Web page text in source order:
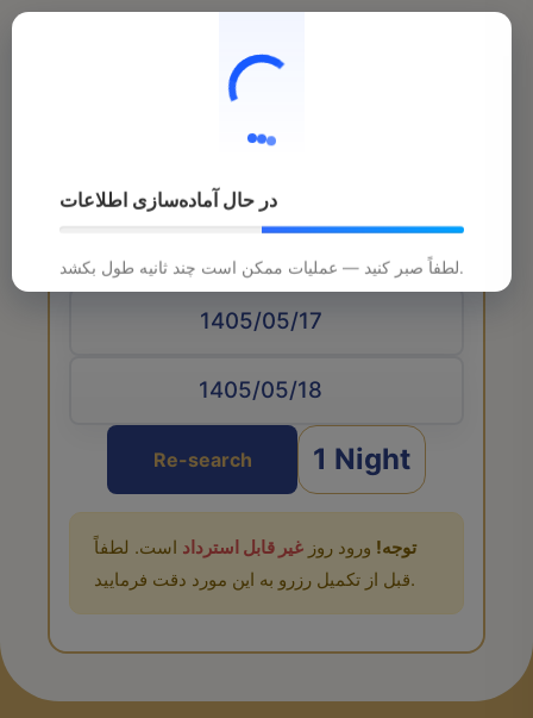
Arrival date
Re-search 1 Night
توجه! ورود روز غیر قابل استرداد است. لطفاً
قبل از تکمیل رزرو به این مورد دقت فرمایید.
در حال آماده‌سازی اطلاعات
لطفاً صبر کنید — عملیات ممکن است چند ثانیه طول بکشد.